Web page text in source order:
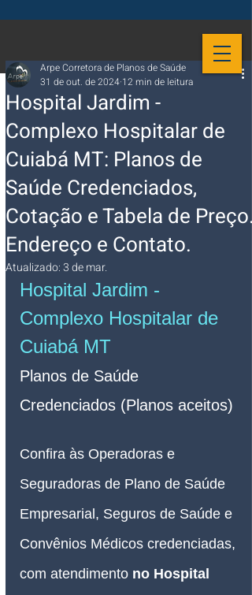
Hospital Jardim -
Complexo Hospitalar de
Cuiabá MT: Planos de
Saúde Credenciados,
Cotação e Tabela de Preço.
Endereço e Contato.
Arpe Corretora de Planos de Saúde
31 de out. de 2024 12 min de leitura
Atualizado:3 de mar.
Hospital Jardim -
Complexo Hospitalar de
Cuiabá MT
Planos de Saúde
Credenciados (Planos aceitos)
Confira às Operadoras e
Seguradoras de Plano de Saúde
Empresarial, Seguros de Saúde e
Convênios Médicos credenciadas,
com atendimento no Hospital